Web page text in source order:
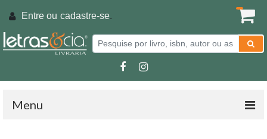
Entre ou cadastre-se.
Menu